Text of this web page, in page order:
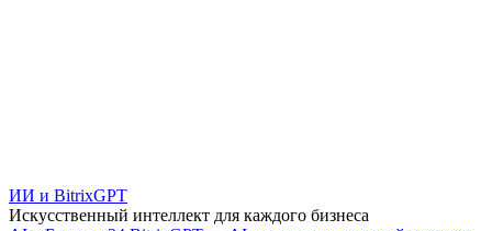
ИИ и BitrixGPT
Искусственный интеллект для каждого бизнеса